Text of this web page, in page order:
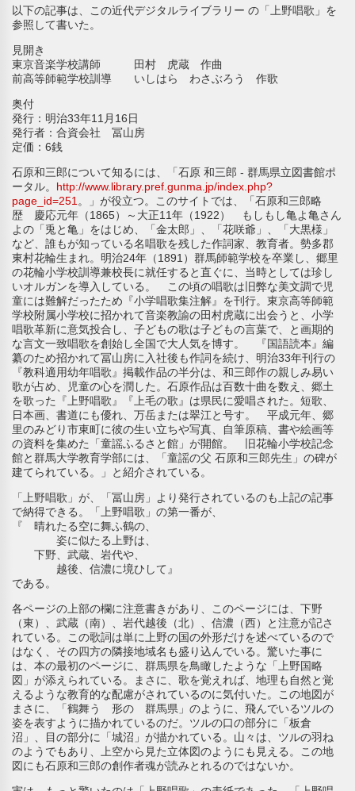
以下の記事は、この近代デジタルライブラリー の「上野唱歌」を
参照して書いた。
見開き
東京音楽学校講師 田村 虎蔵 作曲
前高等師範学校訓導 いしはら わさぶろう 作歌
奥付
発行：明治33年11月16日
発行者：合資会社 冨山房
定価：6銭
石原和三郎について知るには、「石原 和三郎 - 群馬県立図書館ポ
ータル。 http://www.library.pref.gunma.jp/index.php?
page_id=251 。」が役立つ。このサイトでは、「石原和三郎略
歴 慶応元年（1865）～大正11年（1922） もしもし亀よ亀さん
よの「兎と亀」をはじめ、「金太郎」、「花咲爺」、「大黒様」
など、誰もが知っている名唱歌を残した作詞家、教育者。勢多郡
東村花輪生まれ。明治24年（1891）群馬師範学校を卒業し、郷里
の花輪小学校訓導兼校長に就任すると直ぐに、当時としては珍し
いオルガンを導入している。 この頃の唱歌は旧弊な美文調で児
童には難解だったため『小学唱歌集注解』を刊行。東京高等師範
学校附属小学校に招かれて音楽教諭の田村虎蔵に出会うと、小学
唱歌革新に意気投合し、子どもの歌は子どもの言葉で、と画期的
な言文一致唱歌を創始し全国で大人気を博す。 『国語読本』編
纂のため招かれて冨山房に入社後も作詞を続け、明治33年刊行の
『教科適用幼年唱歌』掲載作品の半分は、和三郎作の親しみ易い
歌が占め、児童の心を潤した。石原作品は百数十曲を数え、郷土
を歌った『上野唱歌』『上毛の歌』は県民に愛唱された。短歌、
日本画、書道にも優れ、万岳または翠江と号す。 平成元年、郷
里のみどり市東町に彼の生い立ちや写真、自筆原稿、書や絵画等
の資料を集めた「童謡ふるさと館」が開館。 旧花輪小学校記念
館と群馬大学教育学部には、「童謡の父 石原和三郎先生」の碑が
建てられている。」と紹介されている。
「上野唱歌」が、「冨山房」より発行されているのも上記の記事
で納得できる。「上野唱歌」の第一番が、
『 晴れたる空に舞ふ鶴の、
姿に似たる上野は、
下野、武蔵、岩代や、
越後、信濃に境ひして』
である。
各ページの上部の欄に注意書きがあり、このページには、下野
（東）、武蔵（南）、岩代越後（北）、信濃（西）と注意が記さ
れている。この歌詞は単に上野の国の外形だけを述べているので
はなく、その四方の隣接地域名も盛り込んでいる。驚いた事に
は、本の最初のページに、群馬県を鳥瞰したような「上野国略
図」が添えられている。まさに、歌を覚えれば、地理も自然と覚
えるような教育的な配慮がされているのに気付いた。この地図が
まさに、「鶴舞う 形の 群馬県」のように、飛んでいるツルの
姿を表すように描かれているのだ。ツルの口の部分に「板倉
沼」、目の部分に「城沼」が描かれている。山々は、ツルの羽ね
のようでもあり、上空から見た立体図のようにも見える。この地
図にも石原和三郎の創作者魂が読みとれるのではないか。